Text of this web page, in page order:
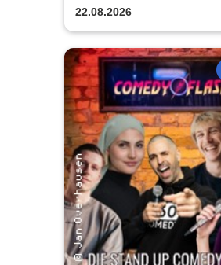
Elbauenpark
22.08.2026